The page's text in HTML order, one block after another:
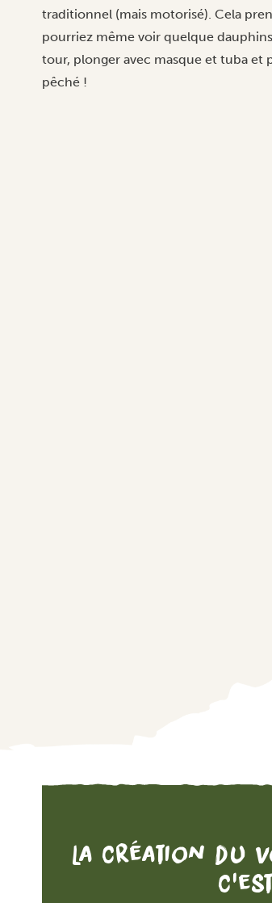
traditionnel (mais motorisé). Cela
pourriez même voir quelque
tour, plonger avec masque et tuba et
pêché !
La création du